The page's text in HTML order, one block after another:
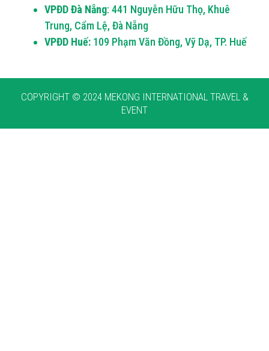
VPĐD Đà Nẵng: 441 Nguyễn Hữu Thọ, Khuê
Trung, Cẩm Lệ, Đà Nẵng
VPĐD Huế: 109 Phạm Văn Đồng, Vỹ Dạ, TP. Huế
COPYRIGHT © 2024 MEKONG INTERNATIONAL TRAVEL &
EVENT